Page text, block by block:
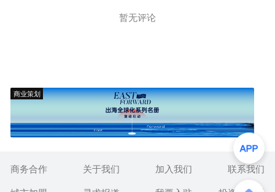
暂无评论
商业策划
商务合作 关于我们 加入我们
联系我们